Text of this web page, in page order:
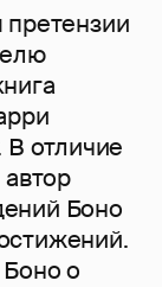
претензии
В отличие
Боно
о